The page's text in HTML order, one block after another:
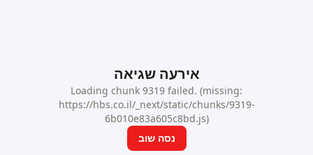
אירעה שגיאה
Loading chunk 9319 failed. (missing:
https://hbs.co.il/_next/static/chunks/9319-
6b010e83a605c8bd.js)